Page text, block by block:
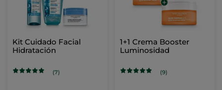
Kit Cuidado Facial
Hidratación
(7)
1+1 Crema Booster
Luminosidad
(9)